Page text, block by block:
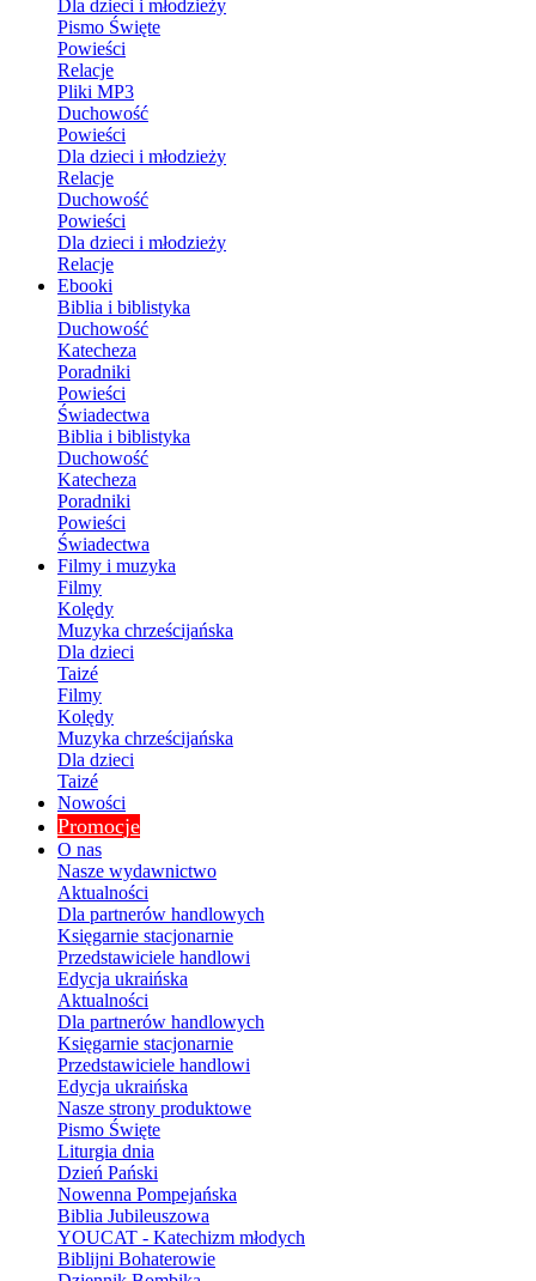
Dla dzieci i młodzieży
Pismo Święte
Powieści
Relacje
Pliki MP3
Duchowość
Powieści
Dla dzieci i młodzieży
Relacje
Duchowość
Powieści
Dla dzieci i młodzieży
Relacje
Ebooki
Biblia i biblistyka
Duchowość
Katecheza
Poradniki
Powieści
Świadectwa
Biblia i biblistyka
Duchowość
Katecheza
Poradniki
Powieści
Świadectwa
Filmy i muzyka
Filmy
Kolędy
Muzyka chrześcijańska
Dla dzieci
Taizé
Filmy
Kolędy
Muzyka chrześcijańska
Dla dzieci
Taizé
Nowości
Promocje
O nas
Nasze wydawnictwo
Aktualności
Dla partnerów handlowych
Księgarnie stacjonarnie
Przedstawiciele handlowi
Edycja ukraińska
Aktualności
Dla partnerów handlowych
Księgarnie stacjonarnie
Przedstawiciele handlowi
Edycja ukraińska
Nasze strony produktowe
Pismo Święte
Liturgia dnia
Dzień Pański
Nowenna Pompejańska
Biblia Jubileuszowa
YOUCAT - Katechizm młodych
Biblijni Bohaterowie